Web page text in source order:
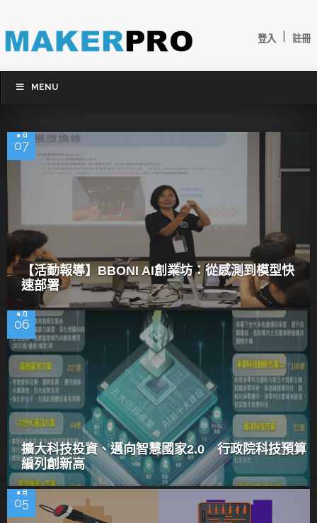
登入 註冊
MENU
8 月
07
【活動報導】BBONI AI創業坊：從感測到模型快
速部署
8 月
06
擴大科技投資、邁向智慧國家2.0 行政院科技預算
編列創新高
8 月
05